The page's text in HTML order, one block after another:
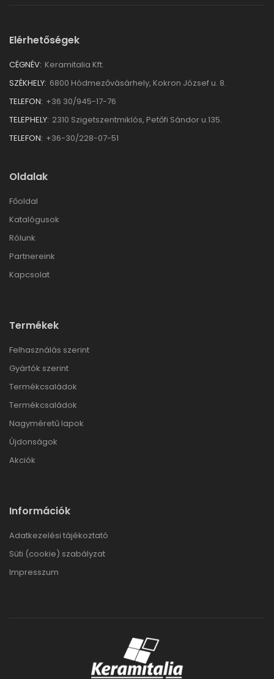
Elérhetőségek
CÉGNÉV: Keramitalia Kft.
SZÉKHELY: 6800 Hódmezővásárhely, Kokron József u. 8.
TELEFON: +36 30/945-17-76
TELEPHELY: 2310 Szigetszentmiklós, Petőfi Sándor u.135.
TELEFON: +36-30/228-07-51
Oldalak
Főoldal
Katalógusok
Rólunk
Partnereink
Kapcsolat
Termékek
Felhasználás szerint
Gyártók szerint
Termékcsaládok
Termékcsaládok
Nagyméretű lapok
Újdonságok
Akciók
Információk
Adatkezelési tájékoztató
Süti (cookie) szabályzat
Impresszum